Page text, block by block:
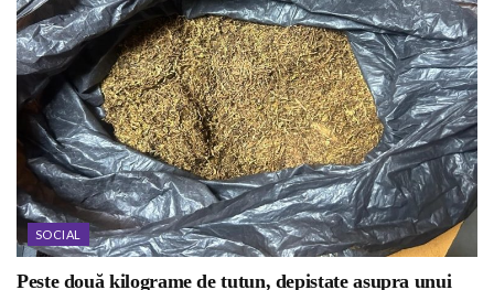
SOCIAL
Peste două kilograme de tutun, depistate asupra unui